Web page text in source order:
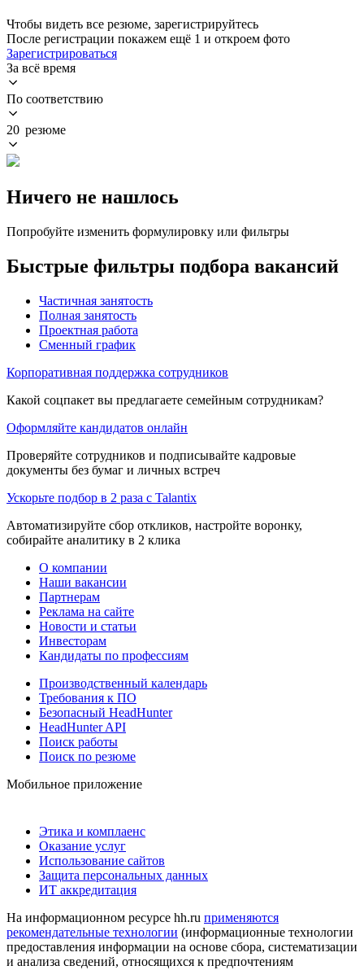
Чтобы видеть все резюме, зарегистрируйтесь
После регистрации покажем ещё 1 и откроем фото
Зарегистрироваться
За всё время
По соответствию
20 резюме
Ничего не нашлось
Попробуйте изменить формулировку или фильтры
Быстрые фильтры подбора вакансий
Частичная занятость
Полная занятость
Проектная работа
Сменный график
Корпоративная поддержка сотрудников
Какой соцпакет вы предлагаете семейным сотрудникам?
Оформляйте кандидатов онлайн
Проверяйте сотрудников и подписывайте кадровые
документы без бумаг и личных встреч
Ускорьте подбор в 2 раза с Talantix
Автоматизируйте сбор откликов, настройте воронку,
собирайте аналитику в 2 клика
О компании
Наши вакансии
Партнерам
Реклама на сайте
Новости и статьи
Инвесторам
Кандидаты по профессиям
Производственный календарь
Требования к ПО
Безопасный HeadHunter
HeadHunter API
Поиск работы
Поиск по резюме
Мобильное приложение
Этика и комплаенс
Оказание услуг
Использование сайтов
Защита персональных данных
ИТ аккредитация
На информационном ресурсе hh.ru применяются
рекомендательные технологии (информационные технологии
предоставления информации на основе сбора, систематизации
и анализа сведений, относящихся к предпочтениям